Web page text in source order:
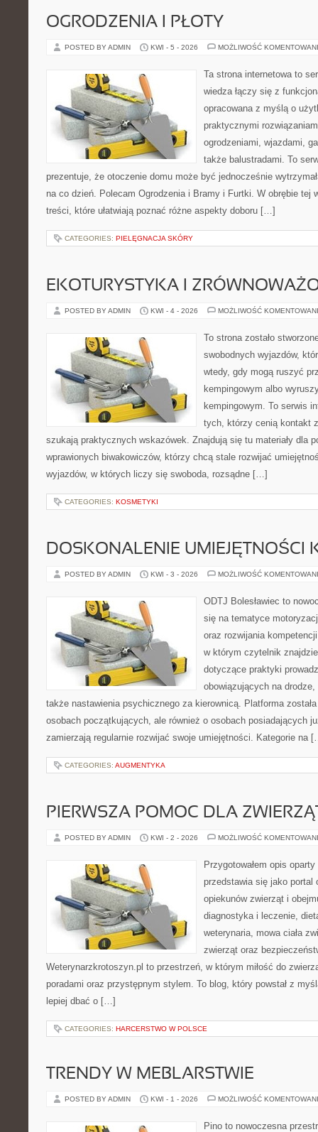
OGRODZENIA I PŁOTY
POSTED BY ADMIN KWI - 5 - 2026 MOŻLIWOŚĆ
Ta strona internetowa to
wiedza łączy się z
opracowana z myślą o
praktycznymi
ogrodzeniami, wjazdami,
także balustradami. To
prezentuje, że otoczenie domu może być jednocześnie
na co dzień. Polecam Ogrodzenia i Bramy i Furtki. W obrębie tej
treści, które ułatwiają poznać różne aspekty doboru […]
CATEGORIES: PIELĘGNACJA SKÓRY
EKOTURYSTYKA I
POSTED BY ADMIN KWI - 4 - 2026 MOŻLIWOŚĆ
To strona zostało
swobodnych wyjazdów,
wtedy, gdy mogą ruszyć
kempingowym albo
kempingowym. To serwis
tych, którzy cenią kontakt
szukają praktycznych wskazówek. Znajdują się tu materiały dla
wprawionych biwakowiczów, którzy chcą stale rozwijać
wyjazdów, w których liczy się swoboda, rozsądne […]
CATEGORIES: KOSMETYKI
DOSKONALENIE UMIEJĘTNOŚCI
POSTED BY ADMIN KWI - 3 - 2026 MOŻLIWOŚĆ
ODTJ Bolesławiec to
się na tematyce
oraz rozwijania
w którym czytelnik
dotyczące praktyki
obowiązujących na
także nastawienia psychicznego za kierownicą. Platforma
osobach początkujących, ale również o osobach posiadających
zamierzają regularnie rozwijać swoje umiejętności. Kategorie na
CATEGORIES: AUGMENTYKA
PIERWSZA POMOC DLA
POSTED BY ADMIN KWI - 2 - 2026 MOŻLIWOŚĆ
Przygotowałem opis
przedstawia się jako portal
opiekunów zwierząt i
diagnostyka i leczenie,
weterynaria, mowa ciała
zwierząt oraz
Weterynarzkrotoszyn.pl to przestrzeń, w którym miłość do
poradami oraz przystępnym stylem. To blog, który powstał z
lepiej dbać o […]
CATEGORIES: HARCERSTWO W POLSCE
TRENDY W MEBLARSTWIE
POSTED BY ADMIN KWI - 1 - 2026 MOŻLIWOŚĆ
Pino to nowoczesna